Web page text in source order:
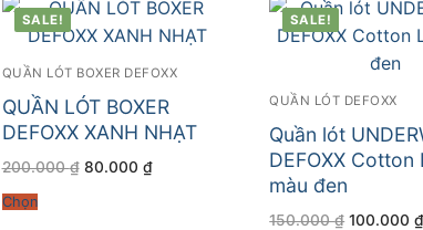
SALE!
QUẦN LÓT BOXER DEFOXX
QUẦN LÓT BOXER
DEFOXX XANH NHẠT
200.000₫ Giá
80.000 ₫Giá
hiện
Chọn
SALE!
QUẦN LÓT DEFOXX
Quần lót
DEFOXX Cotton
màu đen
150.000₫ Giá
100.000₫